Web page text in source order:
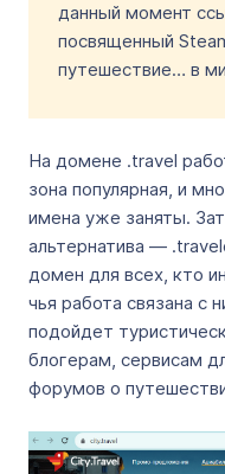
данный момент
посвященный
путешествие… в
На домене .travel
зона популярная, и
имена уже заняты.
альтернатива —
домен для всех, кто
чья работа связана с
подойдет
блогерам, сервисам
форумов о